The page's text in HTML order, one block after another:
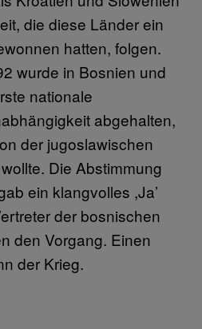
die diese Länder ein
hatten, folgen.
wurde in Bosnien und
nationale
abgehalten,
der jugoslawischen
Die Abstimmung
ein klangvolles ,Ja’
der bosnischen
den Vorgang. Einen
der Krieg.